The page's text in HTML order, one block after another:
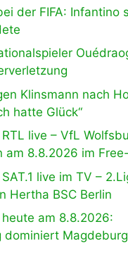
der FIFA: Infantino
Klinsmann nach
hatte Glück“
live – VfL
am 8.8.2026 im
live im TV –
Hertha BSC Berlin
am 8.8.2026:
dominiert